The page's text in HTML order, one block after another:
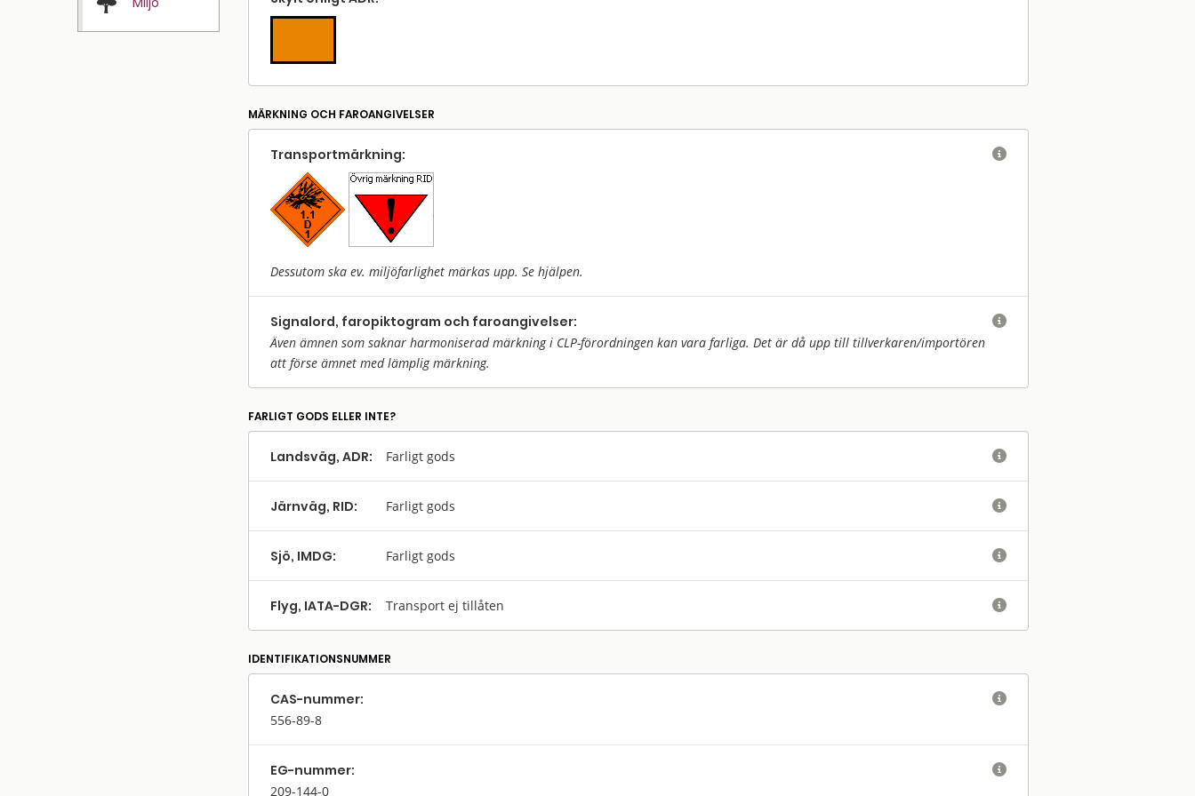
MÄRKNING OCH FAROANGIVELSER
Transport­märkning:
Dessutom ska ev. miljöfarlighet märkas upp. Se hjälpen.

Signalord, faropiktogram och faroangivelser:
Även ämnen som saknar harmoniserad märkning i CLP-förordningen kan vara farliga. Det är då upp till tillverkaren/importören
att förse ämnet med lämplig märkning.

FARLIGT GODS ELLER INTE?
Landsväg, ADR: Farligt gods 
Järnväg, RID: Farligt gods 
Sjö, IMDG: Farligt gods 
Flyg, IATA-DGR: Transport ej tillåten 
IDENTIFIKATIONSNUMMER
CAS-nummer:
556-89-8

EG-nummer:
209-144-0
